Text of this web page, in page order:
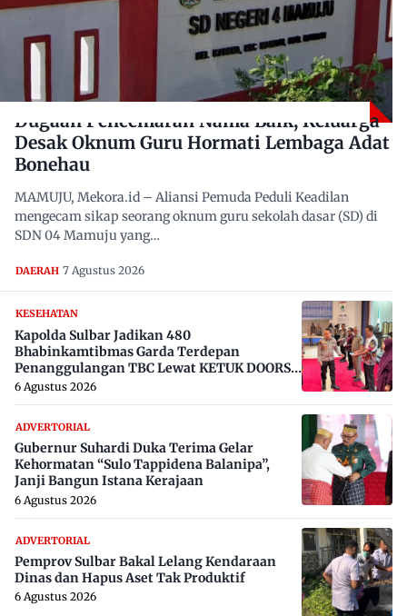
Dugaan Pencemaran Nama Baik, Keluarga
Desak Oknum Guru Hormati Lembaga Adat
Bonehau
MAMUJU, Mekora.id – Aliansi Pemuda Peduli Keadilan
mengecam sikap seorang oknum guru sekolah dasar (SD) di
SDN 04 Mamuju yang…
DAERAH 7 Agustus 2026
KESEHATAN
Kapolda Sulbar Jadikan 480
Bhabinkamtibmas Garda Terdepan
Penanggulangan TBC Lewat KETUK DOORS
di 650 Desa
6 Agustus 2026
ADVERTORIAL
Gubernur Suhardi Duka Terima Gelar
Kehormatan “Sulo Tappidena Balanipa”,
Janji Bangun Istana Kerajaan
6 Agustus 2026
ADVERTORIAL
Pemprov Sulbar Bakal Lelang Kendaraan
Dinas dan Hapus Aset Tak Produktif
6 Agustus 2026